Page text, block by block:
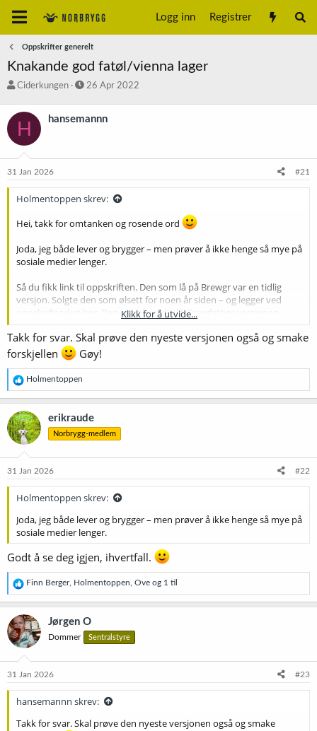
Logg inn Registrer
Oppskrifter generelt
Knakande god fatøl/vienna lager
T
å
d
s
a
r
t
e
Ciderkungen
S
r
a
o
26 Apr 2022
H hansemannn
31 Jan 2026 #21
Holmentoppen skrev:
Hei, takk for omtanken og rosende ord
Joda, jeg både lever og brygger – men prøver å ikke henge så mye på
sosiale medier lenger.
Så du fikk link til oppskriften. Den som lå på Brewgr var en tidlig
versjon. Solgte den som ølsett for noen år siden – og legger ved
oppskriftsarket her. Den er nok veldig lik Brewfather-versjonen.
(100 + oppskrifter) før de stengte butikken. God brygging!
Klikk for å utvide...
Takk for svar. Skal prøve den nyeste versjonen også og smake
forskjellen
Gøy!
R
e
a
k
s
j
o
e
Holmentoppen
erikraude
Norbrygg-medlem
31 Jan 2026 #22
Holmentoppen skrev:
Joda, jeg både lever og brygger – men prøver å ikke henge så mye på
sosiale medier lenger.
Godt å se deg igjen, ihvertfall.
R
e
a
k
s
j
o
e
Finn Berger, Holmentoppen Ove og 1 til
Jørgen O
Dommer Sentralstyre
31 Jan 2026 #23
hansemannn skrev:
Takk for svar. Skal prøve den nyeste versjonen også og smake